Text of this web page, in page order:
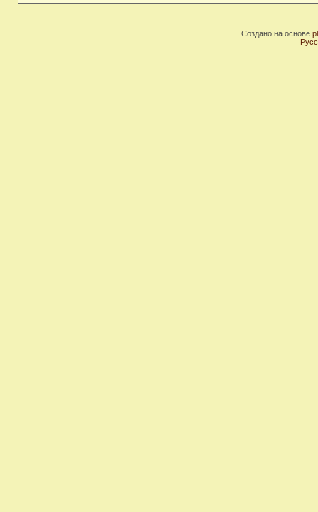
Создано на основе